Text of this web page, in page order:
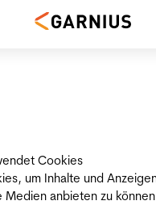
Cookies
um Inhalte und
Medien anbieten zu